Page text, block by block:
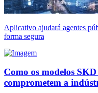
Aplicativo ajudará agentes
forma segura
Como os modelos
comprometem a